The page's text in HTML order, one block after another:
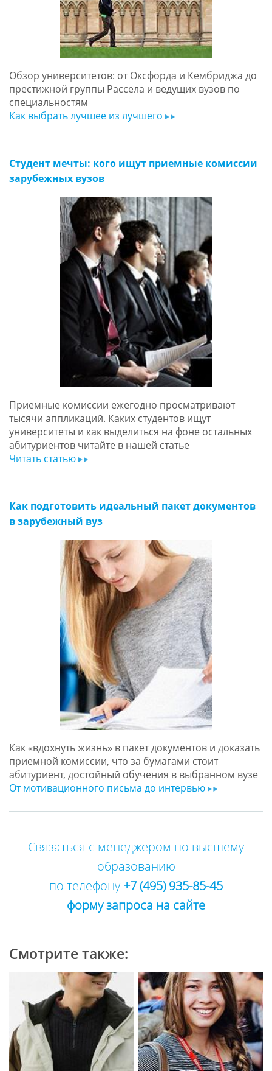
Обзор университетов: от Оксфорда и Кембриджа до
престижной группы Рассела и ведущих вузов по
специальностям
Как выбрать лучшее из лучшего ar
Студент мечты: кого ищут приемные комиссии
зарубежных вузов
Приемные комиссии ежегодно просматривают
тысячи аппликаций. Каких студентов ищут
университеты и как выделиться на фоне остальных
абитуриентов читайте в нашей статье
Читать статьюar
Как подготовить идеальный пакет документов
в зарубежный вуз
Как «вдохнуть жизнь» в пакет документов и доказать
приемной комиссии, что за бумагами стоит
абитуриент, достойный обучения в выбранном вузе
От мотивационного письма до интервьюar
Связаться с менеджером по высшему
образованию
по телефону +7 (495) 935-85-45
форму запроса на сайте
Смотрите также: